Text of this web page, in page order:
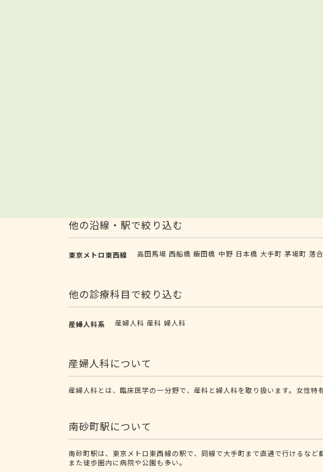
他の沿線・駅で絞り込む
東京メトロ東西線 高田馬場 西船橋 飯田橋 中野 日本橋 大手町 茅場町 落合
他の診療科目で絞り込む
産婦人科系 産婦人科 産科 婦人科
産婦人科について
産婦人科とは、臨床医学の一分野で、産科と婦人科を取り扱います。女性
南砂町駅について
南砂町駅は、東京メトロ東西線の駅で、同線で大手町まで直通で行けるな
また徒歩圏内に病院や公園も多い。